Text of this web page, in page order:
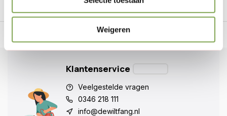
Weigeren
dagen bedenktijd
Klantenservice
Veelgestelde vragen
0346 218 111
info@dewiltfang.nl